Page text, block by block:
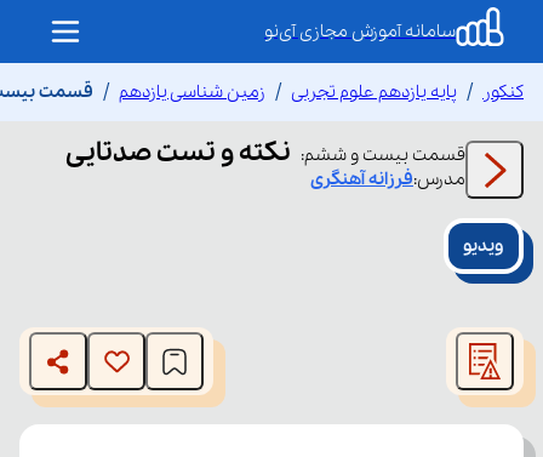
سامانه آموزش مجازی آی‌نو
کنکور پایه یازدهم علوم تجربی زمین شناسی یازدهم قسمت
قسمت بیست و ششم: نکته و تست صدتایی
مدرس:فرزانهآهنگری
ویدیو
modal
window.
The media could not be loaded, either because the server
or network failed or because the format is not supported.